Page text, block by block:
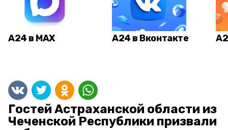
А24 в MAX А24 в Вконтакте
Гостей Астраханской области из
Чеченской Республики призвали